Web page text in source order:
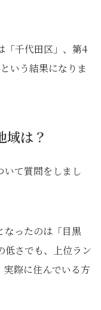
「千代田区」、第4
いう結果になりま
域は？
いて質問をしまし
なったのは「目黒
低さでも、上位ラン
実際に住んでいる方